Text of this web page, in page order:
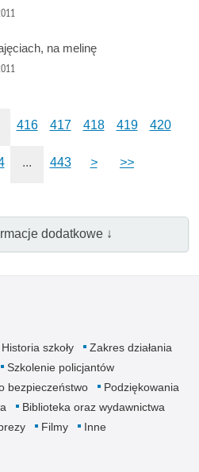
na melinę
416 417 418 419 420
... 443 > >>
dodatkowe ↓
Historia szkoły
Zakres działania
Szkolenie policjantów
bezpieczeństwo
Podziękowania
Biblioteka oraz wydawnictwa
Filmy Inne